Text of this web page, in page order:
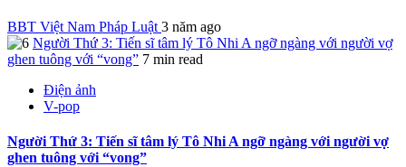
BBT Việt Nam Pháp Luật 3 năm ago
Người Thứ 3: Tiến sĩ tâm lý Tô Nhi A ngỡ ngàng với người vợ
ghen tuông với “vong” 7 min read
Điện ảnh
V-pop
Người Thứ 3: Tiến sĩ tâm lý Tô Nhi A ngỡ ngàng với người vợ
ghen tuông với “vong”